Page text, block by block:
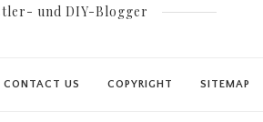
und DIY-Blogger
CONTACT US COPYRIGHT SITEMAP